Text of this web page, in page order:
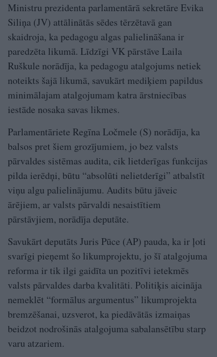
Ministru prezidenta parlamentārā sekretāre Evika
Siliņa (JV) attālinātās sēdes tērzētavā gan
skaidroja, ka pedagogu algas palielināšana ir
paredzēta likumā. Līdzīgi VK pārstāve Laila
Ruškule norādīja, ka pedagogu atalgojums netiek
noteikts šajā likumā, savukārt mediķiem papildus
minimālajam atalgojumam katra ārstniecības
iestāde nosaka savas likmes.
Parlamentāriete Regīna Ločmele (S) norādīja, ka
balsos pret šiem grozījumiem, jo bez valsts
pārvaldes sistēmas audita, cik lietderīgas funkcijas
pilda ierēdņi, būtu “absolūti nelietderīgi” atbalstīt
viņu algu palielinājumu. Audits būtu jāveic
ārējiem, ar valsts pārvaldi nesaistītiem
pārstāvjiem, norādīja deputāte.
Savukārt deputāts Juris Pūce (AP) pauda, ka ir ļoti
svarīgi pieņemt šo likumprojektu, jo šī atalgojuma
reforma ir tik ilgi gaidīta un pozitīvi ietekmēs
valsts pārvaldes darba kvalitāti. Politiķis aicināja
nemeklēt “formālus argumentus” likumprojekta
bremzēšanai, uzsverot, ka piedāvātās izmaiņas
beidzot nodrošinās atalgojuma sabalansētību starp
varu atzariem.